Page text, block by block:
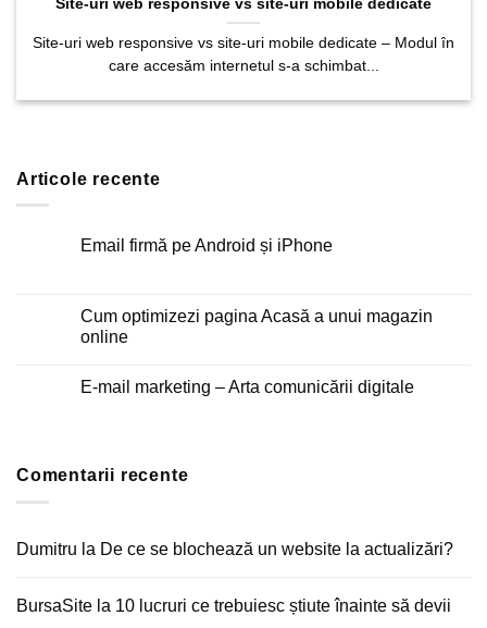
Site-uri web responsive vs site-uri mobile dedicate
Site-uri web responsive vs site-uri mobile dedicate – Modul în
care accesăm internetul s-a schimbat...
Articole recente
Email firmă pe Android și iPhone
Email
firmă
pe
iPhone
Cum optimizezi pagina Acasă a unui magazin
online
la
unui
E-mail marketing – Arta comunicării digitale
marketing
Comentarii recente
Dumitru la De ce se blochează un website la actualizări?
BursaSite la 10 lucruri ce trebuiesc știute înainte să devii